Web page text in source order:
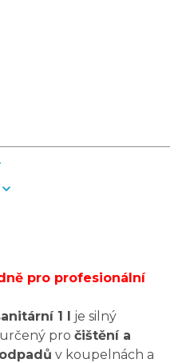
pro profesionální
1 l je silný
pro čištění a
v koupelnách a